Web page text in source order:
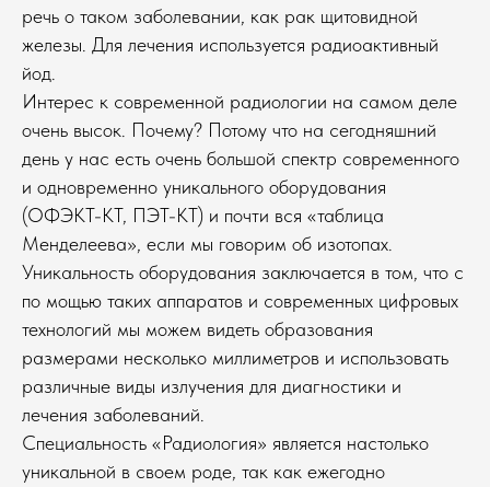
речь о таком заболевании, как рак щитовидной
железы. Для лечения используется радиоактивный
йод.
Интерес к современной радиологии на самом деле
очень высок. Почему? Потому что на сегодняшний
день у нас есть очень большой спектр современного
и одновременно уникального оборудования
(ОФЭКТ-КТ, ПЭТ-КТ) и почти вся «таблица
Менделеева», если мы говорим об изотопах.
Уникальность оборудования заключается в том, что с
по мощью таких аппаратов и современных цифровых
технологий мы можем видеть образования
размерами несколько миллиметров и использовать
различные виды излучения для диагностики и
лечения заболеваний.
Специальность «Радиология» является настолько
уникальной в своем роде, так как ежегодно